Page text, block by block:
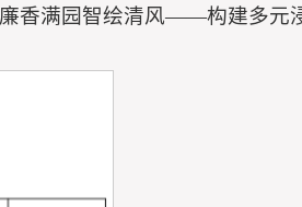
香满园智绘清风——构建多元